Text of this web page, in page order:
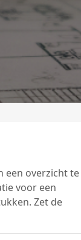
een overzicht te
voor een
Zet de